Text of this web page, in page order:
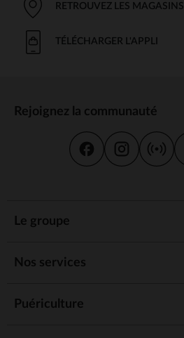
RETROUVEZ LES MAGASINS
TÉLÉCHARGER L'APPLI
Rejoignez la communauté
Le groupe
Nos services
Puériculture